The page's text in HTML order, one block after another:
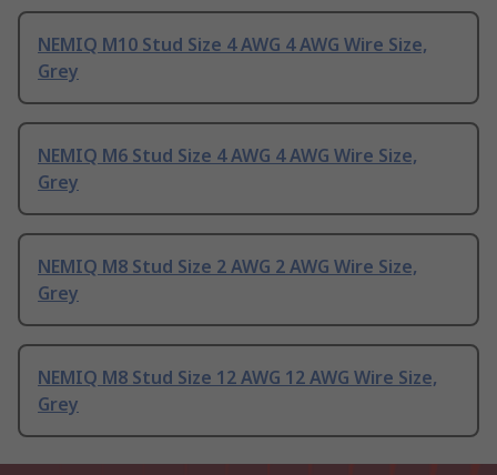
NEMIQ M10 Stud Size 4 AWG 4 AWG Wire Size,
Grey
NEMIQ M6 Stud Size 4 AWG 4 AWG Wire Size,
Grey
NEMIQ M8 Stud Size 2 AWG 2 AWG Wire Size,
Grey
NEMIQ M8 Stud Size 12 AWG 12 AWG Wire Size,
Grey